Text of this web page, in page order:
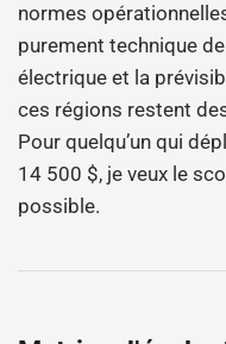
normes
purement technique
électrique et la
ces régions restent
Pour quelqu’un qui
14 500 $, je veux le
possible.